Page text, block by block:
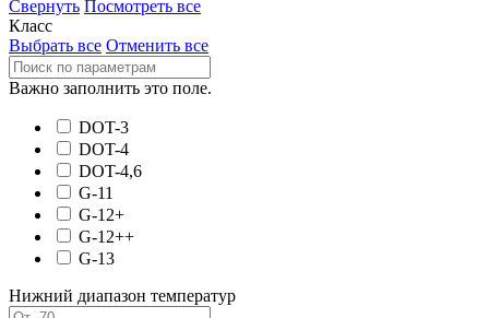
Свернуть Посмотреть все
Класс
Выбрать все Отменить все
Важно заполнить это поле.
DOT-3
DOT-4
DOT-4,6
G-11
G-12+
G-12++
G-13
Нижний диапазон температур